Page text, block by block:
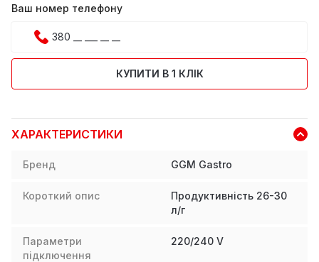
Ваш номер телефону
КУПИТИ В 1 КЛІК
ХАРАКТЕРИСТИКИ
Бренд GGM Gastro
Короткий опис
Продуктивність 26-30
л/г
Параметри
підключення
220/240 V